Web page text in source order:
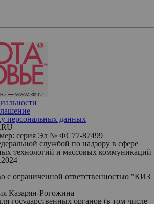
персональных данных
серия Эл № ФС77-87499
службой по надзору в сфере
технологий и массовых коммуникаций
с ограниченной ответственностью "КИЗ
Казарян-Рогожина
государственных органов (в том числе